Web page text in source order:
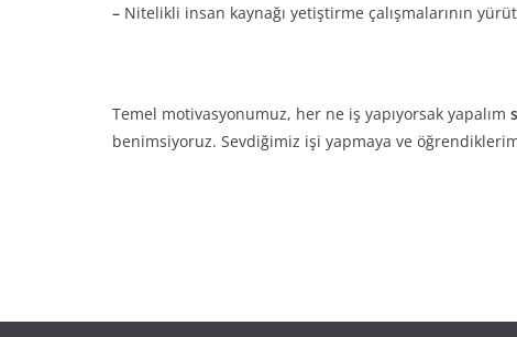
– Nitelikli insan kaynağı yetiştirme çalışmalarının
Temel motivasyonumuz, her ne iş yapıyorsak yapalım
benimsiyoruz. Sevdiğimiz işi yapmaya ve